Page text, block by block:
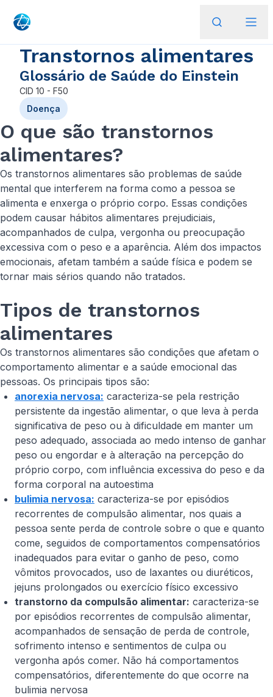
Transtornos alimentares
Glossário de Saúde do Einstein
CID 10 - F50
Doença
O que são transtornos
alimentares?
Os transtornos alimentares são problemas de saúde
mental que interferem na forma como a pessoa se
alimenta e enxerga o próprio corpo. Essas condições
podem causar hábitos alimentares prejudiciais,
acompanhados de culpa, vergonha ou preocupação
excessiva com o peso e a aparência. Além dos impactos
emocionais, afetam também a saúde física e podem se
tornar mais sérios quando não tratados.
Tipos de transtornos
alimentares
Os transtornos alimentares são condições que afetam o
comportamento alimentar e a saúde emocional das
pessoas. Os principais tipos são:
anorexia nervosa: caracteriza-se pela restrição
persistente da ingestão alimentar, o que leva à perda
significativa de peso ou à dificuldade em manter um
peso adequado, associada ao medo intenso de ganhar
peso ou engordar e à alteração na percepção do
próprio corpo, com influência excessiva do peso e da
forma corporal na autoestima
bulimia nervosa: caracteriza-se por episódios
recorrentes de compulsão alimentar, nos quais a
pessoa sente perda de controle sobre o que e quanto
come, seguidos de comportamentos compensatórios
inadequados para evitar o ganho de peso, como
vômitos provocados, uso de laxantes ou diuréticos,
jejuns prolongados ou exercício físico excessivo
transtorno da compulsão alimentar: caracteriza-se
por episódios recorrentes de compulsão alimentar,
acompanhados de sensação de perda de controle,
sofrimento intenso e sentimentos de culpa ou
vergonha após comer. Não há comportamentos
compensatórios, diferentemente do que ocorre na
bulimia nervosa